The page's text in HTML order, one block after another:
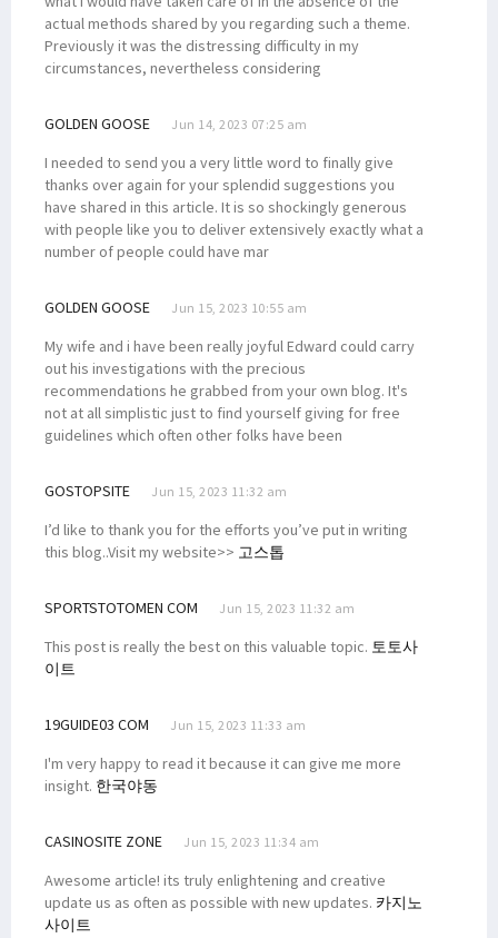
actual methods shared by you regarding such a theme.
Previously it was the distressing difficulty in my
circumstances, nevertheless considering
GOLDEN GOOSE Jun 14, 2023 07:25 am
I needed to send you a very little word to finally give
thanks over again for your splendid suggestions you
have shared in this article. It is so shockingly generous
with people like you to deliver extensively exactly what a
number of people could have mar
GOLDEN GOOSE Jun 15, 2023 10:55 am
My wife and i have been really joyful Edward could carry
out his investigations with the precious
recommendations he grabbed from your own blog. It's
not at all simplistic just to find yourself giving for free
guidelines which often other folks have been
GOSTOPSITE Jun 15, 2023 11:32 am
I’d like to thank you for the efforts you’ve put in writing
this blog..Visit my website>> 고스톱
SPORTSTOTOMEN COM Jun 15, 2023 11:32 am
This post is really the best on this valuable topic. 토토사
이트
19GUIDE03 COM Jun 15, 2023 11:33 am
I'm very happy to read it because it can give me more
insight. 한국야동
CASINOSITE ZONE Jun 15, 2023 11:34 am
Awesome article! its truly enlightening and creative
update us as often as possible with new updates. 카지노
사이트